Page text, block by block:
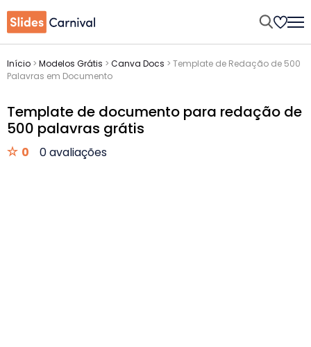
Início > Modelos Grátis > Canva Docs > Template de Redação de 500
Palavras em Documento
Template de documento para redação de
500 palavras grátis
0 0 avaliações